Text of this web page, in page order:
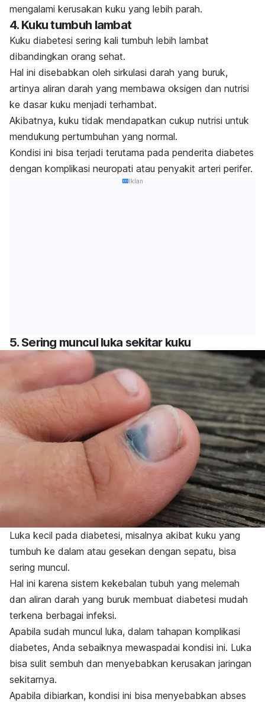
mengalami kerusakan kuku yang lebih parah.
4. Kuku tumbuh lambat
Kuku diabetesi sering kali tumbuh lebih lambat
dibandingkan orang sehat.
Hal ini disebabkan oleh sirkulasi darah yang buruk,
artinya aliran darah yang membawa oksigen dan nutrisi
ke dasar kuku menjadi terhambat.
Akibatnya, kuku tidak mendapatkan cukup nutrisi untuk
mendukung pertumbuhan yang normal.
Kondisi ini bisa terjadi terutama pada penderita diabetes
dengan komplikasi neuropati atau penyakit arteri perifer.
Iklan
5. Sering muncul luka sekitar kuku
Luka kecil pada diabetesi, misalnya akibat kuku yang
tumbuh ke dalam atau gesekan dengan sepatu, bisa
sering muncul.
Hal ini karena sistem kekebalan tubuh yang melemah
dan aliran darah yang buruk membuat diabetesi mudah
terkena berbagai infeksi.
Apabila sudah muncul luka, dalam tahapan komplikasi
diabetes, Anda sebaiknya mewaspadai kondisi ini. Luka
bisa sulit sembuh dan menyebabkan kerusakan jaringan
sekitarnya.
Apabila dibiarkan, kondisi ini bisa menyebabkan abses